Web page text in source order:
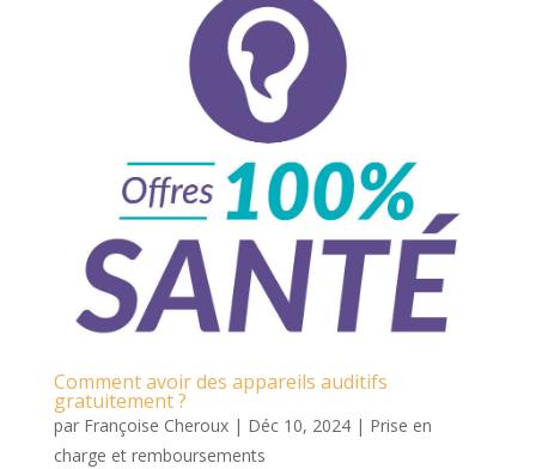
Comment avoir des appareils auditifs
gratuitement ?
par Françoise Cheroux| Déc 10, 2024| Prise en
charge et remboursements